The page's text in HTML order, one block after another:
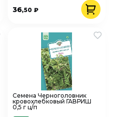
36,50 ₽
Семена Черноголовник
кровохлебковый ГАВРИШ
0,5 г ц/п